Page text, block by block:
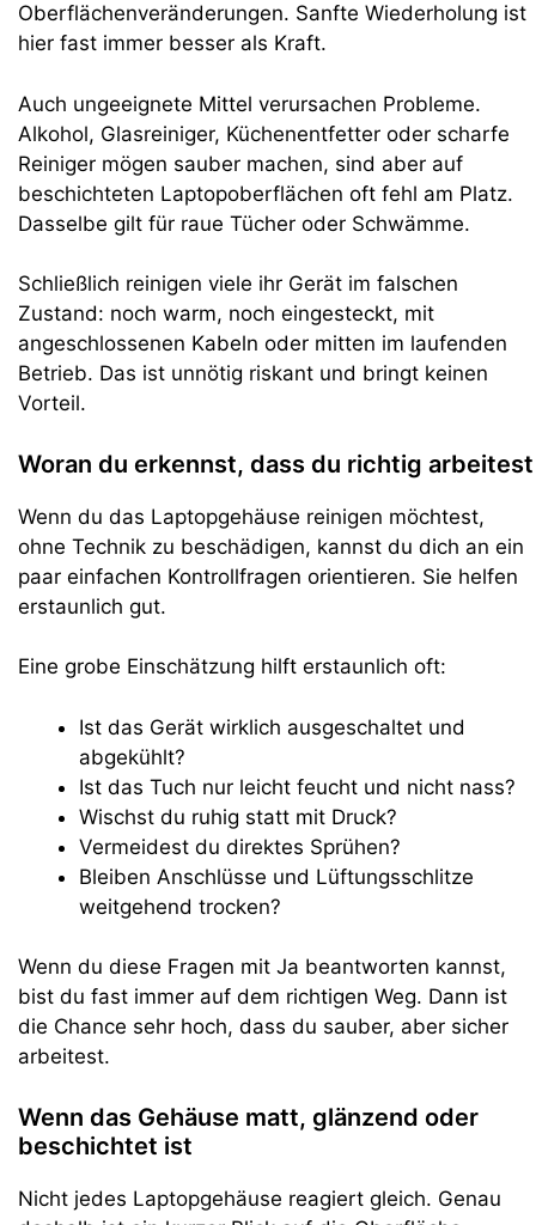
Oberflächenveränderungen. Sanfte Wiederholung ist
hier fast immer besser als Kraft.
Auch ungeeignete Mittel verursachen Probleme.
Alkohol, Glasreiniger, Küchenentfetter oder scharfe
Reiniger mögen sauber machen, sind aber auf
beschichteten Laptopoberflächen oft fehl am Platz.
Dasselbe gilt für raue Tücher oder Schwämme.
Schließlich reinigen viele ihr Gerät im falschen
Zustand: noch warm, noch eingesteckt, mit
angeschlossenen Kabeln oder mitten im laufenden
Betrieb. Das ist unnötig riskant und bringt keinen
Vorteil.
Woran du erkennst, dass du richtig arbeitest
Wenn du das Laptopgehäuse reinigen möchtest,
ohne Technik zu beschädigen, kannst du dich an ein
paar einfachen Kontrollfragen orientieren. Sie helfen
erstaunlich gut.
Eine grobe Einschätzung hilft erstaunlich oft:
Ist das Gerät wirklich ausgeschaltet und
abgekühlt?
Ist das Tuch nur leicht feucht und nicht nass?
Wischst du ruhig statt mit Druck?
Vermeidest du direktes Sprühen?
Bleiben Anschlüsse und Lüftungsschlitze
weitgehend trocken?
Wenn du diese Fragen mit Ja beantworten kannst,
bist du fast immer auf dem richtigen Weg. Dann ist
die Chance sehr hoch, dass du sauber, aber sicher
arbeitest.
Wenn das Gehäuse matt, glänzend oder
beschichtet ist
Nicht jedes Laptopgehäuse reagiert gleich. Genau